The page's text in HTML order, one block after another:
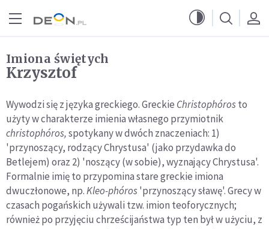
Imiona świętych
Krzysztof
Wywodzi się z języka greckiego. Greckie Christophórosto
użyty w charakterze imienia własnego przymiotnik
christophóros,spotykany w dwóch znaczeniach: 1)
'przynoszący, rodzący Chrystusa' (jako przydawka do
Betlejem) oraz 2) 'noszący (w sobie), wyznający Chrystusa'.
Formalnie imię to przypomina stare greckie imiona
dwuczłonowe, np.Kleo-phóros'przynoszący sławę'. Grecy w
czasach pogańskich używali tzw. imion teoforycznych;
również po przyjęciu chrześcijaństwa typ ten był w użyciu, z